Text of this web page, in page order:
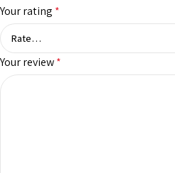
Your rating *
Your review*